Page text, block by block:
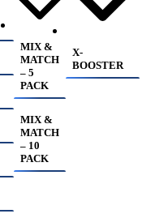
MIX &
MATCH
– 5
PACK
MIX &
MATCH
– 10
PACK
X-
BOOSTER